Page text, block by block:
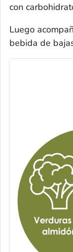
con
Luego
bebida de